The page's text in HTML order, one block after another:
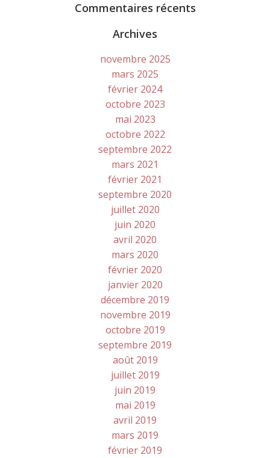
Commentaires récents
Archives
novembre 2025
mars 2025
février 2024
octobre 2023
mai 2023
octobre 2022
septembre 2022
mars 2021
février 2021
septembre 2020
juillet 2020
juin 2020
avril 2020
mars 2020
février 2020
janvier 2020
décembre 2019
novembre 2019
octobre 2019
septembre 2019
août 2019
juillet 2019
juin 2019
mai 2019
avril 2019
mars 2019
février 2019